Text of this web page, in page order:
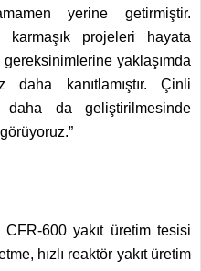
yerine getirmiştir.
projeleri hayata
yaklaşımda
kanıtlamıştır. Çinli
daha da geliştirilmesinde
600 yakıt üretim tesisi
hızlı reaktör yakıt üretim